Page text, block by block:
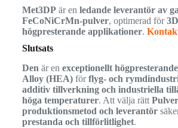
Met3DPär en ledande leverantör av
FeCoNiCrMn-pulver, optimerad för
högpresterande applikationer.
Slutsats
Den är en exceptionellt
Alloy (HEA)förflyg- och
additiv tillverkning och industriella
höga temperaturer. Att välja rätt
produktionsmetod och leverantör
prestanda och tillförlitlighet.